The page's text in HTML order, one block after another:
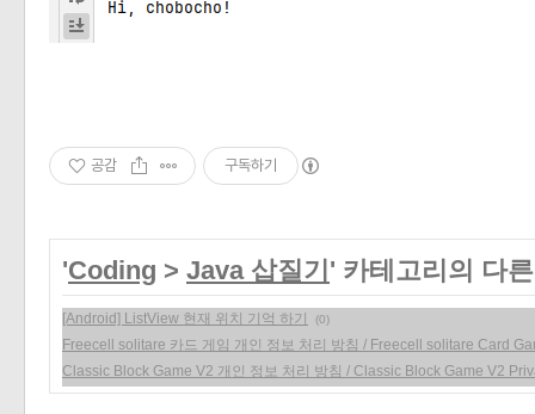
공감 구독하기
'Coding > Java 삽질기 ' 카테고리의 다
[Android] ListView 현재 위치 기억 하기 (0)
Freecell solitare 카드 게임 개인 정보 처리 방침 / Freecell solitare Card
Classic Block Game V2 개인 정보 처리 방침 / Classic Block Game V2